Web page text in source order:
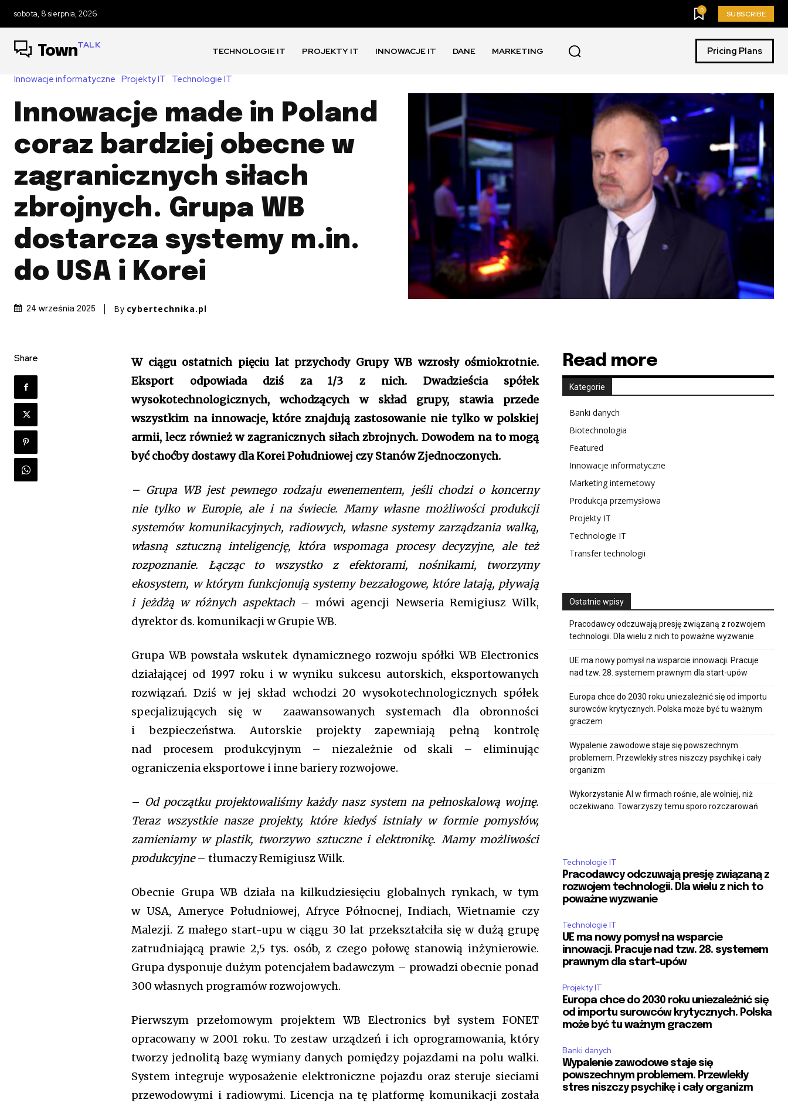
Join our community of
SUBSCRIBERS and be part
of the conversation.
To subscribe, simply enter your email address on our website or click
won't spam your inbox. Your information is safe with us.
[tds_leads input_placeholder=”Your email address”
btn_horiz_align=”content-horiz-center”
pp_checkbox=”yes”
tdc_css=”eyJhbGwiOnsibWFyZ2luLWJvdHRvbSI6IjAiLCJkaXNwbGF5IjoiIn19″
f_title_font_family=”tt-primary-font_global”
btn_color=”#ffffff” all_btn_border_color=”var(–tt-
primary-color)” btn_bg=”var(–tt-primary-color)”
btn_bg_h=”var(–tt-accent-color)” f_pp_font_family=”tt-
extra_global” f_btn_font_family=”tt-extra_global”
f_btn_font_weight=”500″
f_btn_font_transform=”uppercase”
f_input_font_family=”tt-extra_global”
f_input_font_weight=”500″ display=”column” gap=”10″
f_msg_font_family=”tt-extra_global” input_border=”1″
input_padd=”eyJhbGwiOiIyMHB4IiwicG9ydHJhaXQiOiIxMnB4In0=”
pp_check_border_color=”var(–tt-primary-color)”
pp_check_border_color_c=”var(–tt-primary-color)”
pp_check_bg=”#ffffff” pp_check_bg_c=”var(–tt-
primary-color)” pp_check_square=”var(–tt-primary-
pp_check_color_a=”var(–tt-hover)”
pp_check_color_a_h=”var(–tt-accent-color)”
f_btn_font_size=”13″ f_btn_font_line_height=”1.2″
f_btn_font_spacing=”0.5″ btn_border_color_h=”var(–tt-
accent-color)” btn_color_h=”#ffffff”
f_unsub_font_family=”tt-extra_global”
f_input_font_size=”eyJhbGwiOiIxNSIsInBvcnRyYWl0IjoiMTQifQ==”
f_input_font_line_height=”1.2″ input_color=”var(–tt-
primary-color)” input_place_color=”var(–tt-gray-dark)”
input_border_color=”var(–tt-primary-color)”
input_border_color_f=”var(–tt-primary-color)”
input_bg=”#ffffff” input_bg_f=”#ffffff”
f_pp_font_size=”13″ f_pp_font_line_height=”1.2″
btn_padd=”eyJhbGwiOiIyMiIsInBvcnRyYWl0IjoiMTQifQ==”]
[td_block_social_counter style=”style7 td-social-boxed” manual_count_instagram=”32111″ instagram=”#” twitch=”#” manual_count_twitch=”11243″
tiktok=”#” manual_count_tiktok=”32214″ f_network_font_family=”tt-primary-font_global” f_counters_font_family=”tt-primary-font_global”
tdc_css=”eyJhbGwiOnsibWFyZ2luLWJvdHRvbSI6IjAiLCJkaXNwbGF5IjoiIn19″]
sobota, 8 sierpnia, 2026 0 SUBSCRIBE
TownTALK
TECHNOLOGIE IT PROJEKTY IT INNOWACJE IT DANE MARKETING Pricing Plans
Innowacje informatyczne Projekty IT Technologie IT
Innowacje made in Poland
coraz bardziej obecne w
zagranicznych siłach
zbrojnych. Grupa WB
dostarcza systemy m.in.
do USA i Korei
24 września 2025 By cybertechnika.pl
Share
W ciągu ostatnich pięciu lat przychody Grupy WB wzrosły ośmiokrotnie.
Eksport odpowiada dziś za 1/3 z nich. Dwadzieścia spółek
wysokotechnologicznych, wchodzących w skład grupy, stawia przede
wszystkim na innowacje, które znajdują zastosowanie nie tylko w polskiej
armii, lecz również w zagranicznych siłach zbrojnych. Dowodem na to mogą
być choćby dostawy dla Korei Południowej czy Stanów Zjednoczonych.
– Grupa WB jest pewnego rodzaju ewenementem, jeśli chodzi o koncerny
nie tylko w Europie, ale i na świecie. Mamy własne możliwości produkcji
systemów komunikacyjnych, radiowych, własne systemy zarządzania walką,
własną sztuczną inteligencję, która wspomaga procesy decyzyjne, ale też
rozpoznanie. Łącząc to wszystko z efektorami, nośnikami, tworzymy
ekosystem, w którym funkcjonują systemy bezzałogowe, które latają, pływają
i jeżdżą w różnych aspektach – mówi agencji Newseria Remigiusz Wilk,
dyrektor ds. komunikacji w Grupie WB.
Grupa WB powstała wskutek dynamicznego rozwoju spółki WB Electronics
działającej od 1997 roku i w wyniku sukcesu autorskich, eksportowanych
rozwiązań. Dziś w jej skład wchodzi 20 wysokotechnologicznych spółek
specjalizujących się w zaawansowanych systemach dla obronności
i bezpieczeństwa. Autorskie projekty zapewniają pełną kontrolę
nad procesem produkcyjnym – niezależnie od skali – eliminując
ograniczenia eksportowe i inne bariery rozwojowe.
– Od początku projektowaliśmy każdy nasz system na pełnoskalową wojnę.
Teraz wszystkie nasze projekty, które kiedyś istniały w formie pomysłów,
zamieniamy w plastik, tworzywo sztuczne i elektronikę. Mamy możliwości
produkcyjne– tłumaczy Remigiusz Wilk.
Obecnie Grupa WB działa na kilkudziesięciu globalnych rynkach, w tym
w USA, Ameryce Południowej, Afryce Północnej, Indiach, Wietnamie czy
Malezji. Z małego start-upu w ciągu 30 lat przekształciła się w dużą grupę
zatrudniającą prawie 2,5 tys. osób, z czego połowę stanowią inżynierowie.
Grupa dysponuje dużym potencjałem badawczym – prowadzi obecnie ponad
300 własnych programów rozwojowych.
Pierwszym przełomowym projektem WB Electronics był system FONET
opracowany w 2001 roku. To zestaw urządzeń i ich oprogramowania, który
tworzy jednolitą bazę wymiany danych pomiędzy pojazdami na polu walki.
System integruje wyposażenie elektroniczne pojazdu oraz steruje sieciami
przewodowymi i radiowymi. Licencja na tę platformę komunikacji została
Read more
Kategorie
Banki danych
Biotechnologia
Featured
Innowacje informatyczne
Marketing internetowy
Produkcja przemysłowa
Projekty IT
Technologie IT
Transfer technologii
Ostatnie wpisy
Pracodawcy odczuwają presję związaną z rozwojem
technologii. Dla wielu z nich to poważne wyzwanie
UE ma nowy pomysł na wsparcie innowacji. Pracuje
nad tzw. 28. systemem prawnym dla start-upów
Europa chce do 2030 roku uniezależnić się od importu
surowców krytycznych. Polska może być tu ważnym
graczem
Wypalenie zawodowe staje się powszechnym
problemem. Przewlekły stres niszczy psychikę i cały
organizm
Wykorzystanie AI w firmach rośnie, ale wolniej, niż
oczekiwano. Towarzyszy temu sporo rozczarowań
Technologie IT
Pracodawcy odczuwają presję związaną z
rozwojem technologii. Dla wielu z nich to
poważne wyzwanie
Technologie IT
UE ma nowy pomysł na wsparcie
innowacji. Pracuje nad tzw. 28. systemem
prawnym dla start-upów
Projekty IT
Europa chce do 2030 roku uniezależnić się
od importu surowców krytycznych. Polska
może być tu ważnym graczem
Banki danych
Wypalenie zawodowe staje się
powszechnym problemem. Przewlekły
stres niszczy psychikę i cały organizm